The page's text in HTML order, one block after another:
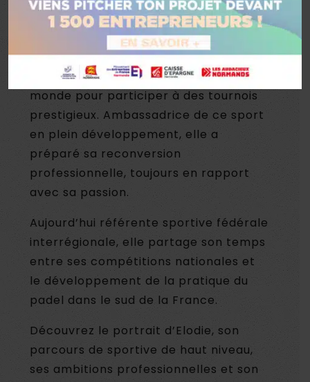
Joueuse de padel sur le circuit
mondial, Elodie Invernon fait partie des
10 meilleures joueuses françaises.
Native de Rouen, elle a parcouru le
monde pour participer à des tournois
prestigieux. Ambassadrice de ce sport
en plein développement, elle a
préparé sa reconversion
professionnelle, toujours en rapport
avec sa passion.
Aujourd’hui référente sportive fédérale
interrégionale, elle partage son temps
entre ses compétitions nationales et
le développement de la pratique du
padel dans le sud de la France.
Découvrez le portrait d’Elodie, son
parcours de sportive de haut niveau,
ses ambitions professionnelles et son